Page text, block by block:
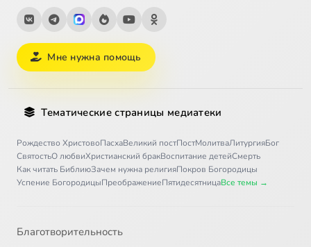
Мне нужна помощь
Тематические страницы медиатеки
Рождество ХристовоПасхаВеликий постПостМолитваЛитургияБог
СвятостьО любвиХристианский бракВоспитание детейСмерть
Как читать БиблиюЗачем нужна религияПокров Богородицы
Успение БогородицыПреображениеПятидесятницаВсе темы →
Благотворительность